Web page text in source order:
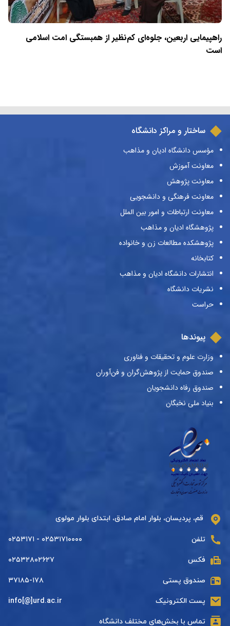
راهپیمایی اربعین، جلوه‌ای کم‌نظیر از همبستگی امت اسلامی
است
ساختار و مراکز دانشگاه
مؤسس دانشگاه ادیان و مذاهب
معاونت آموزش
معاونت پژوهش
معاونت فرهنگی و دانشجویی
معاونت ارتباطات و امور بین الملل
پژوهشگاه ادیان و مذاهب
پژوهشکده مطالعات زن و خانواده
کتابخانه
انتشارات دانشگاه ادیان و مذاهب
نشریات دانشگاه
حراست
پیوندها
وزارت علوم و تحقیقات و فناوری
صندوق حمایت از پژوهش‌گران و فن‌آوران
صندوق رفاه دانشجویان
بنیاد ملی نخبگان
قم، پردیسان، بلوار امام صادق، ابتدای بلوار مولوی
تلفن ۰۲۵۳۱۷۱۰۰۰۰ - ۰۲۵۳۱۷۱
فکس ۰۲۵۳۲۸۰۲۶۲۷
صندوق پستی ۳۷۱۸۵-۱۷۸
پست الکترونیک info[@]urd.ac.ir
تماس با بخش‌های مختلف دانشگاه